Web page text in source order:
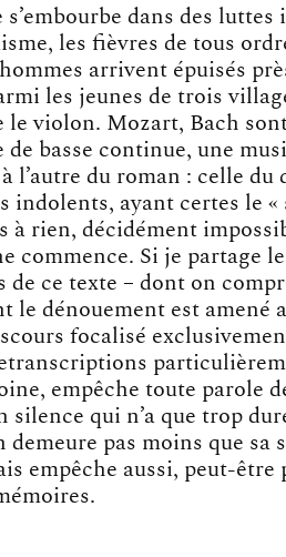
dans des luttes
les fièvres de tous
arrivent épuisés
les jeunes de trois
le violon. Mozart, Bach
basse continue, une
l’autre du roman : celle du
indolents, ayant certes le «
à rien, décidément
commence. Si je partage
ce texte – dont on
le dénouement est amené
focalisé
empêche toute parole
silence qui n’a que trop
demeure pas moins que sa
empêche aussi, peut-être